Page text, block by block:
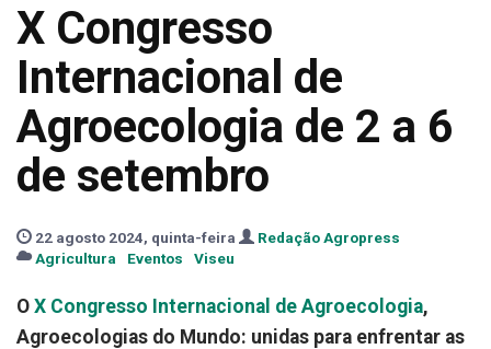
X Congresso
Internacional de
Agroecologia de 2 a 6
de setembro
22 agosto 2024, quinta-feira
Redação Agropress
Agricultura
Eventos Viseu
O X Congresso Internacional de Agroecologia,
Agroecologias do Mundo: unidas para enfrentar as